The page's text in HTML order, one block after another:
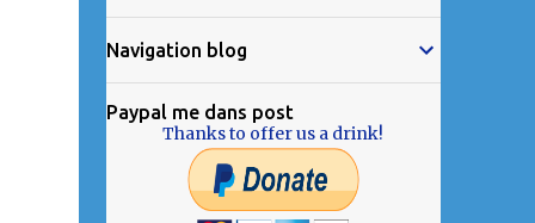
Navigation blog
Paypal me dans post
Thanks to offer us a drink!